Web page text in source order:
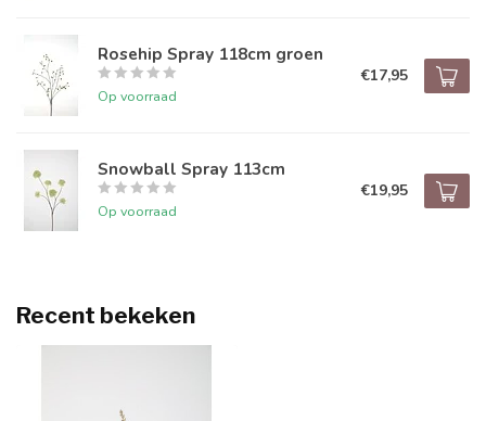
Rosehip Spray 118cm groen
Op voorraad
€17,95
Snowball Spray 113cm
Op voorraad
€19,95
Recent bekeken